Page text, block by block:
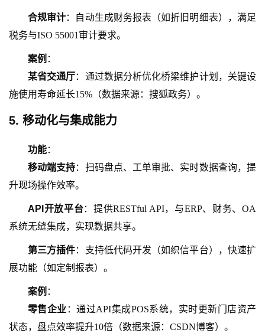
合规审计：自动生成财务报表（如折旧明细表），满足
税务与ISO 55001审计要求。
案例 ：
某省交通厅：通过数据分析优化桥梁维护计划，关键设
施使用寿命延长15%（数据来源：搜狐政务）。
5. 移动化与集成能力
功能：
移动端支持：扫码盘点、工单审批、实时数据查询，提
升现场操作效率。
API开放平台：提供RESTful API，与ERP、财务、OA
系统无缝集成，实现数据共享。
第三方插件：支持低代码开发（如织信平台），快速扩
展功能（如定制报表）。
案例 ：
零售企业 ：通过API集成POS系统，实时更新门店资产
状态，盘点效率提升10倍（数据来源：CSDN博客）。